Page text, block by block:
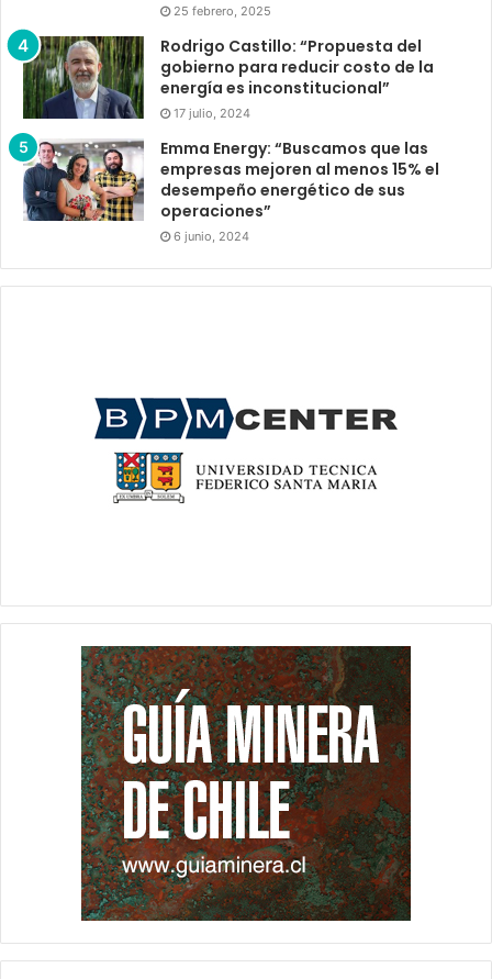
25 febrero, 2025
Rodrigo Castillo: “Propuesta del
gobierno para reducir costo de la
energía es inconstitucional”
17 julio, 2024
Emma Energy: “Buscamos que las
empresas mejoren al menos 15% el
desempeño energético de sus
operaciones”
6 junio, 2024